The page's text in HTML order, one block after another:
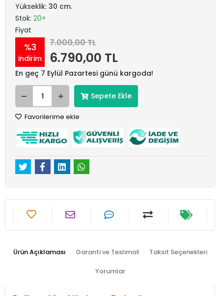
Yükseklik: 30 cm.
Stok: 20+
Fiyat
%3
indirim
7.000,00 TL
6.790,00 TL
En geç 7 Eylül Pazartesi günü kargoda!
Sepete Ekle
Favorilerime ekle
Ürün Açıklaması Garanti ve Teslimat Taksit Seçenekleri
Yorumlar